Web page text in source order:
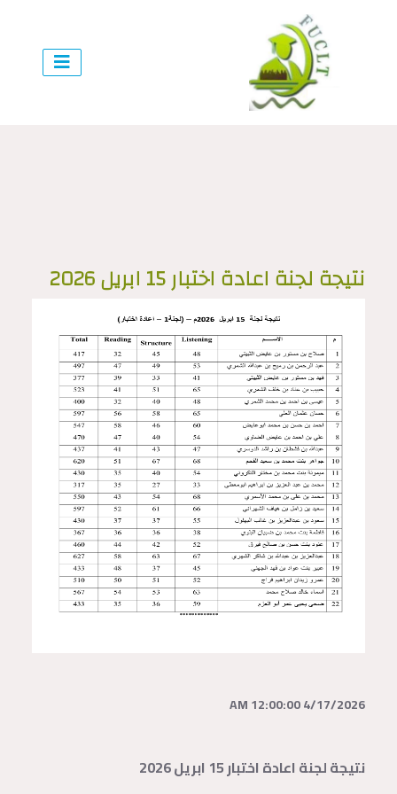
نتيجة لجنة اعادة اختبار 15 ابريل 2026
4/17/2026 12:00:00 AM
نتيجة لجنة اعادة اختبار 15 ابريل 2026